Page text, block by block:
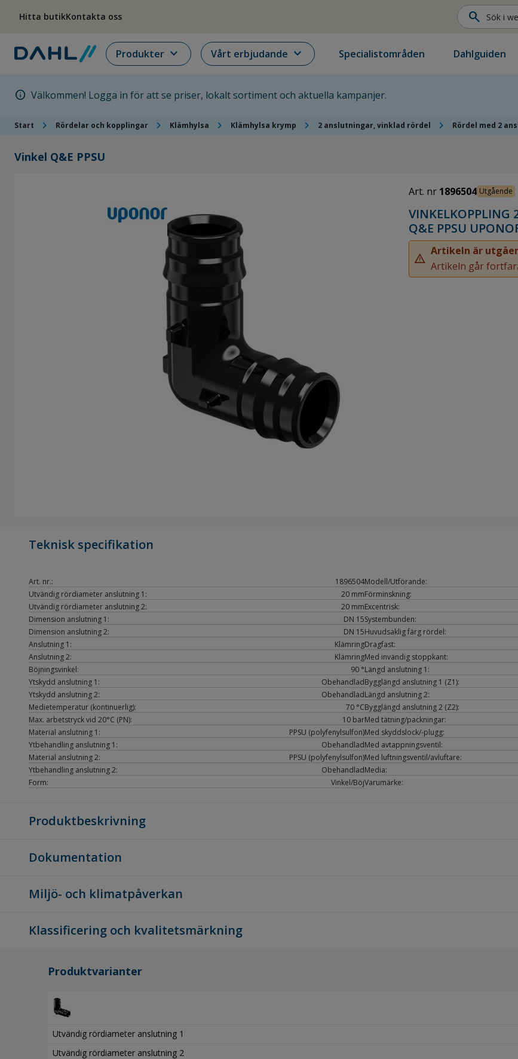
Hitta butikKontakta oss search
Produkter expand_more Vårt erbjudande expand_more Specialistområden Dahlguiden
info Välkommen! Logga in för att se priser, lokalt sortiment och aktuella kampanjer.
Start chevron_right Rördelar och kopplingar chevron_right Klämhylsa chevron_right Klämhylsa krymp chevron_right 2 anslutningar, vinklad rördel chevron_right Rördel med 2
Vinkel Q&E PPSU
Art. nr 1896504 Utgående
VINKELKOPPLING
Q&E PPSU
warning
Artikeln är
Artikeln går
Teknisk specifikation
Art. nr.:
1896504
Utvändig rördiameter anslutning 1:
20 mm
Utvändig rördiameter anslutning 2:
20 mm
Dimension anslutning 1:
DN 15
Dimension anslutning 2:
DN 15
Anslutning 1:
Klämring
Anslutning 2:
Klämring
Böjningsvinkel:
90 °
Ytskydd anslutning 1:
Obehandlad
Ytskydd anslutning 2:
Obehandlad
Medietemperatur (kontinuerlig):
70 °C
Max. arbetstryck vid 20°C (PN):
10 bar
Material anslutning 1:
PPSU (polyfenylsulfon)
Ytbehandling anslutning 1:
Obehandlad
Material anslutning 2:
PPSU (polyfenylsulfon)
Ytbehandling anslutning 2:
Obehandlad
Form:
Vinkel/Böj
Modell/Utförande:
Förminskning:
Excentrisk:
Systembunden:
Huvudsaklig färg rördel:
Dragfast:
Med invändig stoppkant:
Längd anslutning 1:
Bygglängd anslutning 1 (Z1):
Längd anslutning 2:
Bygglängd anslutning 2 (Z2):
Med tätning/packningar:
Med skyddslock/-plugg:
Med avtappningsventil:
Med luftningsventil/avluftare:
Media:
Varumärke:
Produktbeskrivning
Dokumentation
Miljö- och klimatpåverkan
Klassificering och kvalitetsmärkning
Produktvarianter
Utvändig rördiameter anslutning 1
Utvändig rördiameter anslutning 2